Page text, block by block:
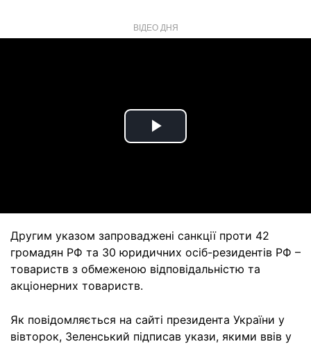
ВІДЕО ДНЯ
Play
Другим указом запроваджені санкції проти 42
громадян РФ та 30 юридичних осіб-резидентів РФ –
товариств з обмеженою відповідальністю та
акціонерних товариств.
Як повідомляється на сайті президента України у
вівторок, Зеленський підписав укази, якими ввів у